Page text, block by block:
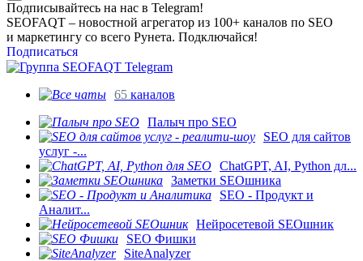
Подписывайтесь на нас в Telegram!
SEOFAQT – новостной агрегатор из 100+ каналов по SEO
и маркетингу со всего Рунета. Подключайся!
Подписаться
65 каналов
Палыч про SEO
SEO для сайтов
услуг -...
ChatGPT, AI, Python дл...
Заметки SEOшника
SEO - Продукт и
Аналит...
Нейросетевой SEOшник
SEO Фишки
SiteAnalyzer